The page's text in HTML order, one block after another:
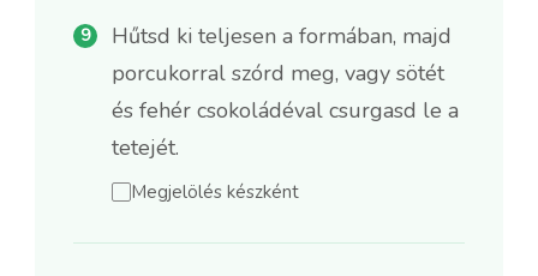
Hűtsd ki teljesen a formában, majd
porcukorral szórd meg, vagy sötét
és fehér csokoládéval csurgasd le a
tetejét.
Megjelölés készként